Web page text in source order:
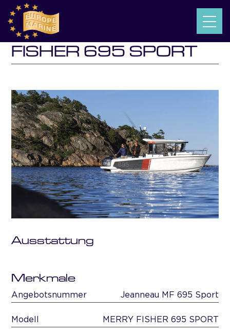
JEANNEAU MERRY
FISHER 695 SPORT
Ausstattung
Merkmale
Angebotsnummer Jeanneau MF 695 Sport
Modell MERRY FISHER 695 SPORT